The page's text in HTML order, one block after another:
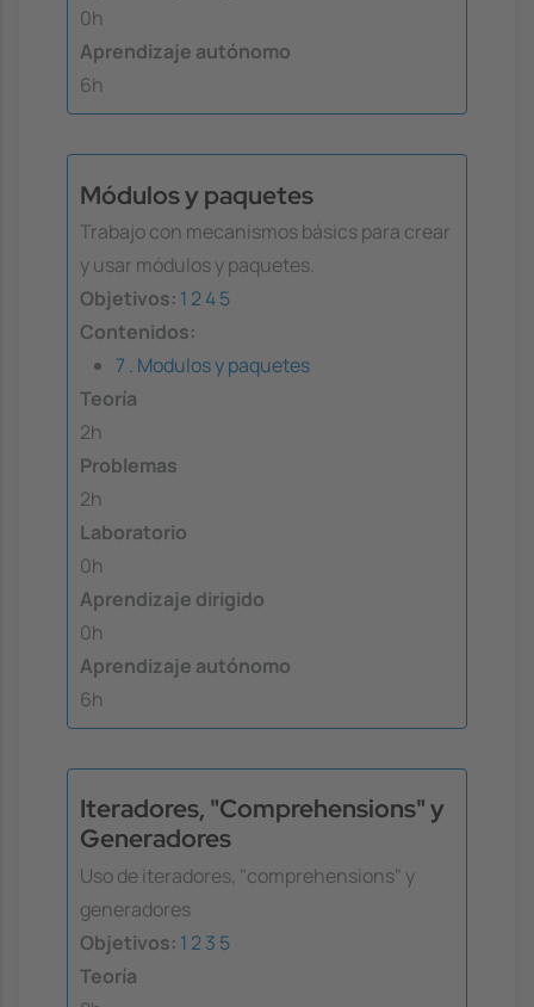
0h
Aprendizaje autónomo
6h
Módulos y paquetes
Trabajo con mecanismos básics para crear
y usar módulos y paquetes.
Objetivos: 1 245
Contenidos:
7 . Modulos y paquetes
Teoría
2h
Problemas
2h
Laboratorio
0h
Aprendizaje dirigido
0h
Aprendizaje autónomo
6h
Iteradores, "Comprehensions" y
Generadores
Uso de iteradores, "comprehensions" y
generadores
Objetivos: 1 23 5
Teoría